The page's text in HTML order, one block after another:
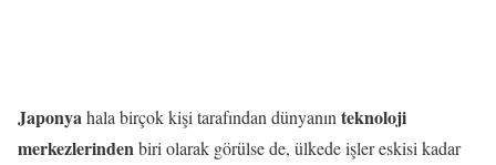
Japonyahala birçok kişi tarafından dünyanınteknoloji
merkezlerindenbiri olarak görülse de, ülkede işler eskisi kadar